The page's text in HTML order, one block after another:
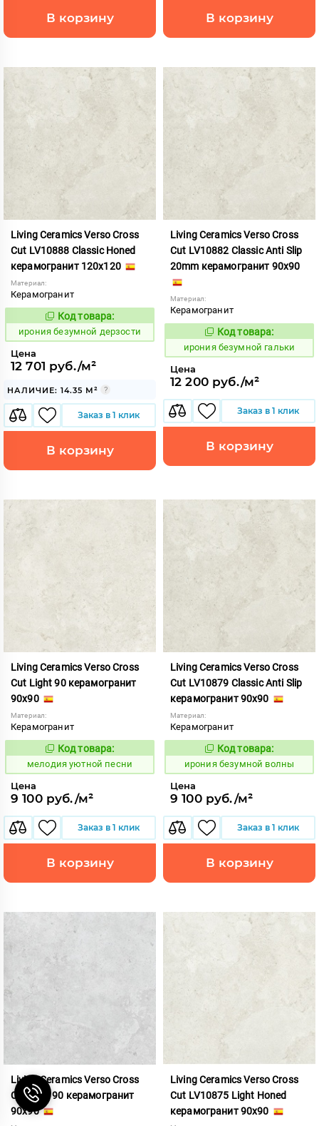
В корзину В корзину
Living Ceramics Verso Cross
Cut LV10888 Classic Honed
керамогранит 120x120
Материал:
Керамогранит
1108520
Код товара:
ирония безумной дерзости
Цена
12 701 руб./м²
НАЛИЧИЕ: 14.35 М²
Заказ в 1 клик
В корзину
Living Ceramics Verso Cross
Cut LV10882 Classic Anti Slip
20mm керамогранит 90x90
Материал:
Керамогранит
1108515
Код товара:
ирония безумной гальки
Цена
12 200 руб./м²
Заказ в 1 клик
В корзину
Living Ceramics Verso Cross
Cut Light 90 керамогранит
90x90
Материал:
Керамогранит
966944
Код товара:
мелодия уютной песни
Цена
9 100 руб./м²
Заказ в 1 клик
В корзину
Living Ceramics Verso Cross
Cut LV10879 Classic Anti Slip
керамогранит 90x90
Материал:
Керамогранит
1108512
Код товара:
ирония безумной волны
Цена
9 100 руб./м²
Заказ в 1 клик
В корзину
Living Ceramics Verso Cross
Cut Grey 90 керамогранит
90x90
Living Ceramics Verso Cross
Cut LV10875 Light Honed
керамогранит 90x90